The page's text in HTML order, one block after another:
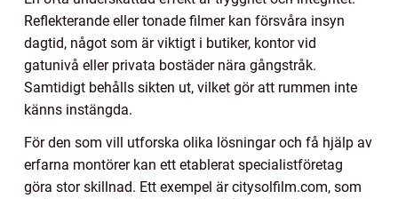
Reflekterande eller tonade filmer kan försvåra insyn
dagtid, något som är viktigt i butiker, kontor vid
gatunivå eller privata bostäder nära gångstråk.
Samtidigt behålls sikten ut, vilket gör att rummen inte
känns instängda.
För den som vill utforska olika lösningar och få hjälp av
erfarna montörer kan ett etablerat specialistföretag
göra stor skillnad. Ett exempel är citysolfilm.com, som